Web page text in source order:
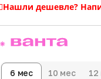
6 мес 10 мес 12